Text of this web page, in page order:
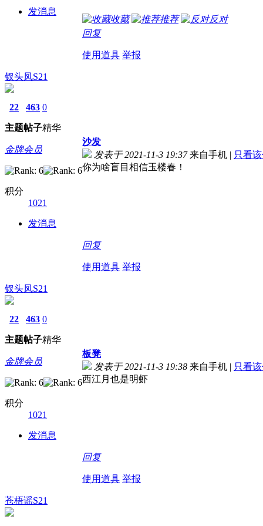
发消息
收藏 推荐
反对
回复
使用道具 举报
钗头凤S21
22
主题
463
帖子
0
精华
金牌会员
积分
1021
发消息
沙发
发表于 2021-11-3 19:37 来自手机 | 只看
你为啥盲目相信玉楼春！
回复
使用道具 举报
钗头凤S21
22
主题
463
帖子
0
精华
金牌会员
积分
1021
发消息
板凳
发表于 2021-11-3 19:38 来自手机 | 只看
西江月也是明虾
回复
使用道具 举报
苍梧谣S21